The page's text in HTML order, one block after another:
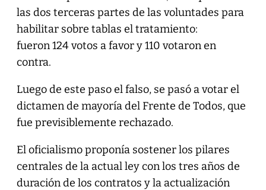
las dos terceras partes de las voluntades para
habilitar sobre tablas el tratamiento:
fueron 124 votos a favor y 110 votaron en
contra.
Luego de este paso el falso, se pasó a votar el
dictamen de mayoría del Frente de Todos, que
fue previsiblemente rechazado.
El oficialismo proponía sostener los pilares
centrales de la actual ley con los tres años de
duración de los contratos y la actualización